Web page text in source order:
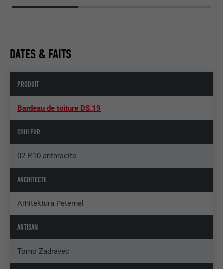
DATES & FAITS
PRODUIT
Bardeau de toiture DS.19
COULEUR
02 P.10 anthracite
ARCHITECTE
Arhitektura Peternel
ARTISAN
Tomo Zadravec